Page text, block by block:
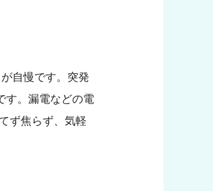
自慢です。突発
す。漏電などの電
ず焦らず、気軽